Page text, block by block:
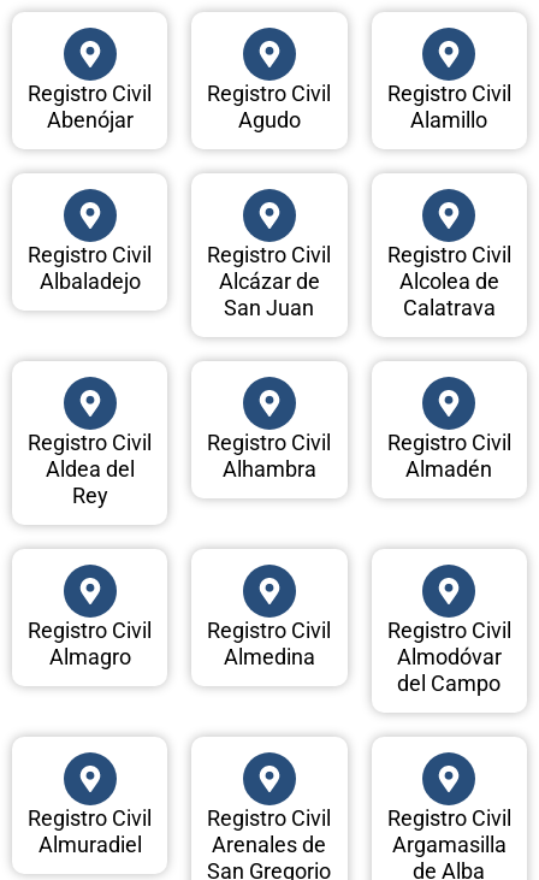
Registro Civil
Abenójar
Registro Civil
Agudo
Registro Civil
Alamillo
Registro Civil
Albaladejo
Registro Civil
Alcázar de
San Juan
Registro Civil
Alcolea de
Calatrava
Registro Civil
Aldea del
Rey
Registro Civil
Alhambra
Registro Civil
Almadén
Registro Civil
Almagro
Registro Civil
Almedina
Registro Civil
Almodóvar
del Campo
Registro Civil
Almuradiel
Registro Civil
Arenales de
San Gregorio
Registro Civil
Argamasilla
de Alba